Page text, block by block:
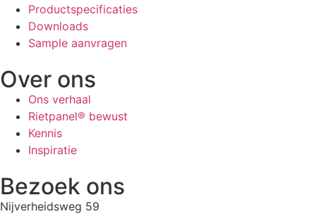
Productspecificaties
Downloads
Sample aanvragen
Over ons
Ons verhaal
Rietpanel® bewust
Kennis
Inspiratie
Bezoek ons
Nijverheidsweg 59